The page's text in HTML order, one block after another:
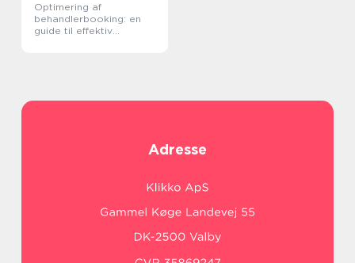
Optimering af
behandlerbooking: en
guide til effektiv
Adresse